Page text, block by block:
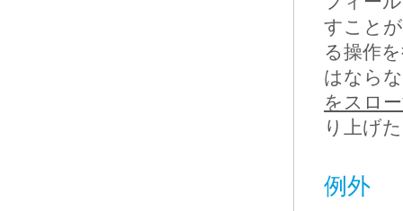
すこと
る操作
はなら
をスロ
り上げ
例外